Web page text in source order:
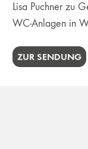
Lisa Puchner zu
WC-Anlagen in
ZUR SENDUNG